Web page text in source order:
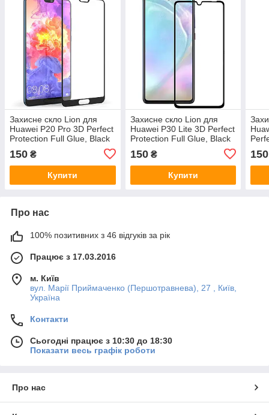
Захисне скло Lion для
Huawei P20 Pro 3D Perfect
Protection Full Glue, Black
150 ₴
Купити
Захисне скло Lion для
Huawei P30 Lite 3D Perfect
Protection Full Glue, Black
150₴
Купити
150
Про нас
100% позитивних з 46 відгуків за рік
Працює з 17.03.2016
м. Київ
вул. Марії Приймаченко (Першотравнева), 27 , Київ,
Україна
Контакти
Сьогодні працює з 10:30 до 18:30
Показати весь графік роботи
Про нас